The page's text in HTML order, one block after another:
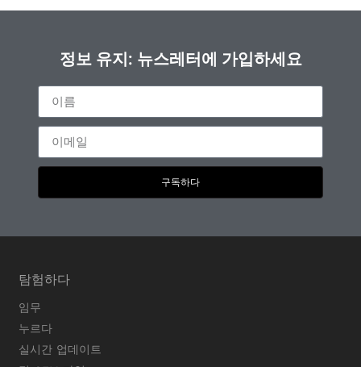
정보 유지: 뉴스레터에 가입하세요
구독하다
탐험하다
임무
누르다
실시간 업데이트